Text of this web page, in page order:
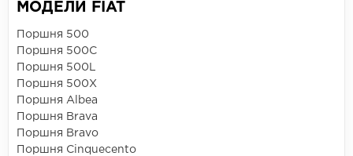
МОДЕЛИ FIAT
Поршня 500
Поршня 500C
Поршня 500L
Поршня 500X
Поршня Albea
Поршня Brava
Поршня Bravo
Поршня Cinquecento